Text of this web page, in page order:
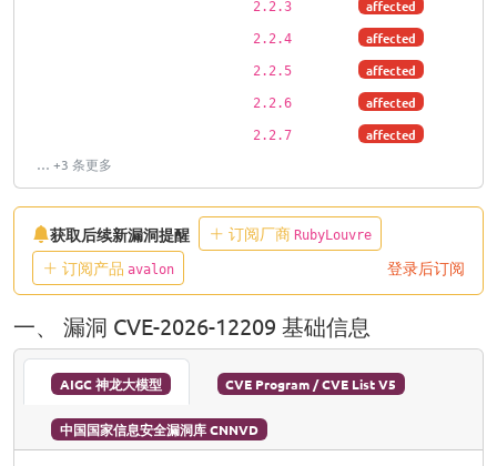
2.2.3 affected
2.2.4 affected
2.2.5 affected
2.2.6 affected
2.2.7
affected
… +3 条更多
获取后续新漏洞提醒 订阅厂商 RubyLouvre
订阅产品 avalon 登录后订阅
一、 漏洞 CVE-2026-12209 基础信息
AIGC 神龙大模型 CVE Program / CVE List V5
中国国家信息安全漏洞库 CNNVD